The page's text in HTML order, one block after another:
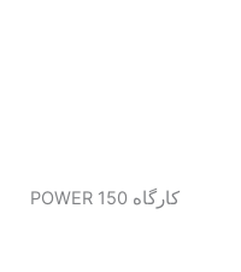
کارگاه 150 POWER